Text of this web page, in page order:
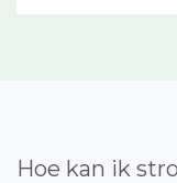
Hoe kan ik